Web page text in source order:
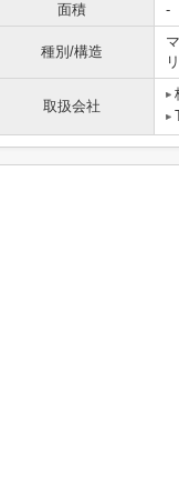
面積
-
種別/構造
取扱会社